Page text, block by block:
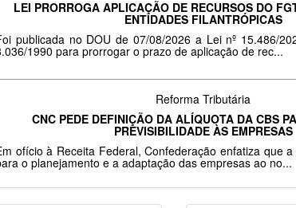
2026
LEI PRORROGA APLICAÇÃO DE RECURSOS DO
ENTIDADES FILANTRÓPICAS
publicada no DOU de 07/08/2026 a Lei nº 15.486/
1990 para prorrogar o prazo de aplicação de rec...
Reforma Tributária
CNC PEDE DEFINIÇÃO DA ALÍQUOTA DA CBS
PREVISIBILIDADE ÀS EMPRESAS
ofício à Receita Federal, Confederação enfatiza que
o planejamento e a adaptação das empresas ao no...